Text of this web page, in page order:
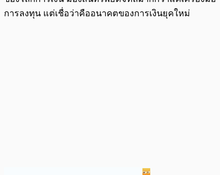
การลงทุน แต่เชื่อว่าคืออนาคตของการเงินยุคใหม่